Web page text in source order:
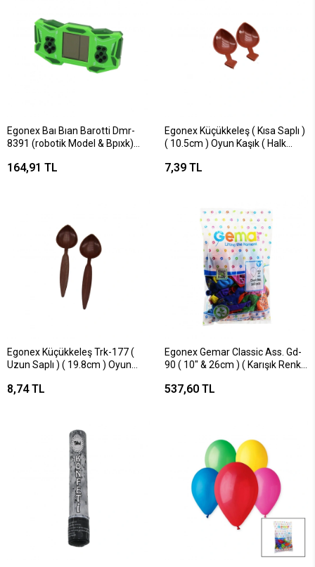
Egonex Baı Bıan Barotti Dmr-
8391 (robotik Model & Bpıxk)
(level & Skor Ekranlı) (brıck
164,91 TL
Egonex Küçükkeleş ( Kısa Saplı )
( 10.5cm ) Oyun Kaşık ( Halk
)*48x40
7,39 TL
Egonex Küçükkeleş Trk-177 (
Uzun Saplı ) ( 19.8cm ) Oyun
Kahverengi Plastik )*40x40
8,74 TL
Egonex Gemar Classic Ass. Gd-
90 ( 10" & 26cm ) ( Karışık Renkli
537,60 TL